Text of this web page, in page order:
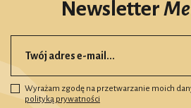
Newsletter
Wyrażam zgodę na przetwarzanie moich
polityką prywatności